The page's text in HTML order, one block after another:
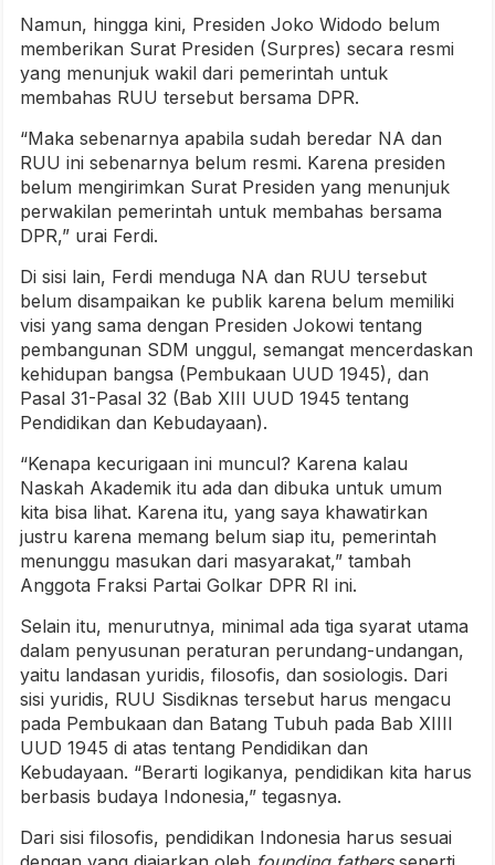
Namun, hingga kini, Presiden Joko Widodo belum
memberikan Surat Presiden (Surpres) secara resmi
yang menunjuk wakil dari pemerintah untuk
membahas RUU tersebut bersama DPR.
“Maka sebenarnya apabila sudah beredar NA dan
RUU ini sebenarnya belum resmi. Karena presiden
belum mengirimkan Surat Presiden yang menunjuk
perwakilan pemerintah untuk membahas bersama
DPR,” urai Ferdi.
Di sisi lain, Ferdi menduga NA dan RUU tersebut
belum disampaikan ke publik karena belum memiliki
visi yang sama dengan Presiden Jokowi tentang
pembangunan SDM unggul, semangat mencerdaskan
kehidupan bangsa (Pembukaan UUD 1945), dan
Pasal 31-Pasal 32 (Bab XIII UUD 1945 tentang
Pendidikan dan Kebudayaan).
“Kenapa kecurigaan ini muncul? Karena kalau
Naskah Akademik itu ada dan dibuka untuk umum
kita bisa lihat. Karena itu, yang saya khawatirkan
justru karena memang belum siap itu, pemerintah
menunggu masukan dari masyarakat,” tambah
Anggota Fraksi Partai Golkar DPR RI ini.
Selain itu, menurutnya, minimal ada tiga syarat utama
dalam penyusunan peraturan perundang-undangan,
yaitu landasan yuridis, filosofis, dan sosiologis. Dari
sisi yuridis, RUU Sisdiknas tersebut harus mengacu
pada Pembukaan dan Batang Tubuh pada Bab XIIII
UUD 1945 di atas tentang Pendidikan dan
Kebudayaan. “Berarti logikanya, pendidikan kita harus
berbasis budaya Indonesia,” tegasnya.
Dari sisi filosofis, pendidikan Indonesia harus sesuai